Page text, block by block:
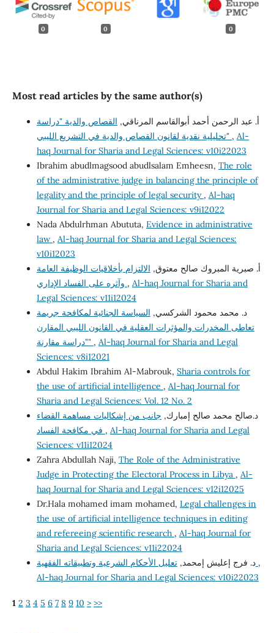
0 0 0
Most read articles by the same author(s)
أ. عبد الرحمن أحمد أبوالقاسم المرناقي, القصاص والدية "دراسة
تحليلية نقدية لقانون القصاص والدية في التشريع الليبي" , Al-
haq Journal for Sharia and Legal Sciences: v10i22023
Ibrahim abudlmagsood abudlsalam Emheesn, The role
of the administrative judge in balancing the principle of
legality and the principle of legal security , Al-haq
Journal for Sharia and Legal Sciences: v9i12022
Nada Abdulrhman Abututa, Evidence in administrative
law , Al-haq Journal for Sharia and Legal Sciences:
v10i12023
أ‌. صبرية المبروك صالح معتوق, الالتزام بأخلاقيات الوظيفة العامة
, Al-haq Journal for Sharia and
Legal Sciences: v11i12024
د. محمد محمود الشركسي, السياسة الجنائية لمكافحة جريمة
تعاطى المخدرات والمؤثرات العقلية في القانون الليبي المقارن
"دراسة مقارنة" , Al-haq Journal for Sharia and Legal
Sciences: v8i12021
Abdul Hakim Ibrahim Al-Mabrouk, Sharia controls for
the use of artificial intelligence , Al-haq Journal for
Sharia and Legal Sciences: Vol. 12 No. 2
د.صالح محمد صالح إمبارك, جانب من إشكاليات مساهمة القضاء
, Al-haq Journal for Sharia and Legal
Sciences: v11i12024
Zahra Abdullah Naji, The Role of the Administrative
Judge in Protecting the Electoral Process in Libya , Al-
haq Journal for Sharia and Legal Sciences: v12i12025
Dr.Hala mohamed imam mohamed, Legal challenges in
the use of artificial intelligence techniques in editing
and refereeing scientific research , Al-haq Journal for
Sharia and Legal Sciences: v11i22024
د. فرج إعليش إمحمد,تعليل الأحكام الشرعية وتطبيقاته الفقهية ,
Al-haq Journal for Sharia and Legal Sciences: v10i22023
1 2 3 4 5 6 7 8 9 10 > >>